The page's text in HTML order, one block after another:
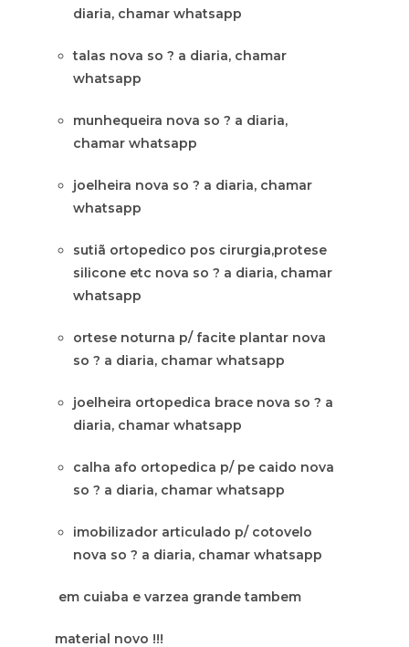
diaria, chamar whatsapp
talas nova so ? a diaria, chamar
whatsapp
munhequeira nova so ? a diaria,
chamar whatsapp
joelheira nova so ? a diaria, chamar
whatsapp
sutiã ortopedico pos cirurgia,protese
silicone etc nova so ? a diaria, chamar
whatsapp
ortese noturna p/ facite plantar nova
so ? a diaria, chamar whatsapp
joelheira ortopedica brace nova so ? a
diaria, chamar whatsapp
calha afo ortopedica p/ pe caido nova
so ? a diaria, chamar whatsapp
imobilizador articulado p/ cotovelo
nova so ? a diaria, chamar whatsapp
em cuiaba e varzea grande tambem
material novo !!!